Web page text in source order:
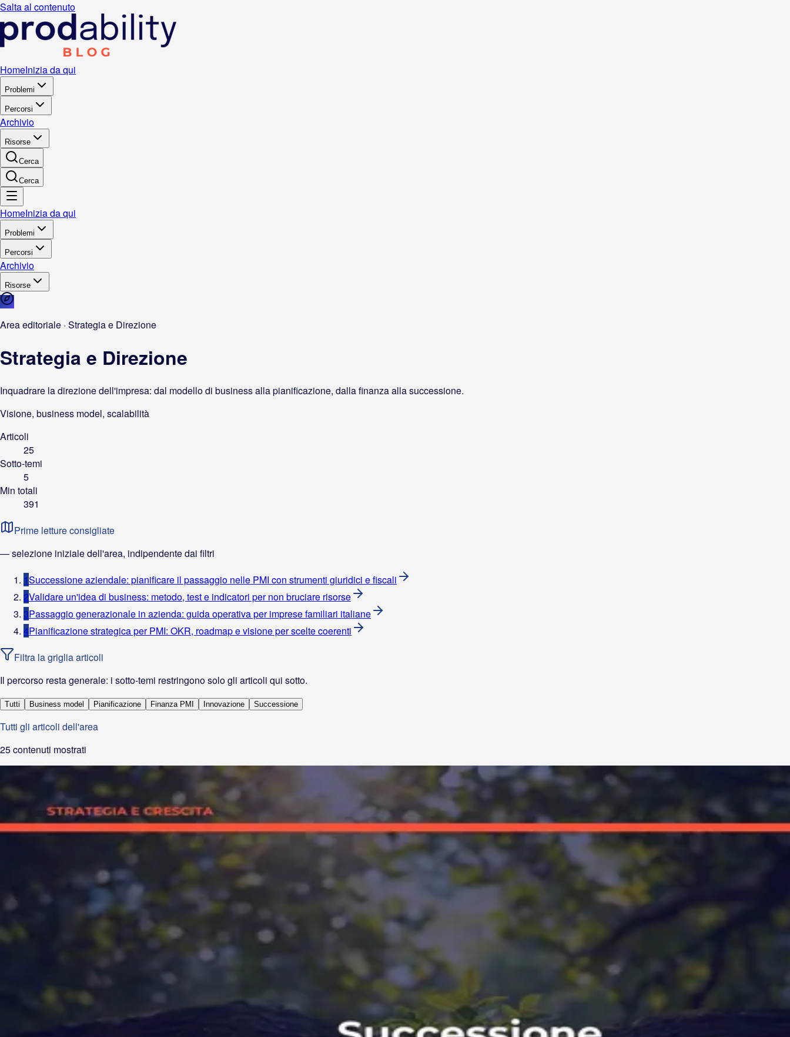
Salta al contenuto
HomeInizia da qui
Problemi
Percorsi
Archivio
Risorse
Cerca
Cerca
HomeInizia da qui
Problemi
Percorsi
Archivio
Risorse
Area editoriale · Strategia e Direzione
Strategia e Direzione
Inquadrare la direzione dell'impresa: dal modello di business alla pianificazione, dalla finanza alla successione.
Visione, business model, scalabilità
Articoli
25
Sotto-temi
5
Min totali
391
Prime letture consigliate
— selezione iniziale dell'area, indipendente dai filtri
1Successione aziendale: pianificare il passaggio nelle PMI con strumenti giuridici e fiscali
2Validare un'idea di business: metodo, test e indicatori per non bruciare risorse
3Passaggio generazionale in azienda: guida operativa per imprese familiari italiane
4Pianificazione strategica per PMI: OKR, roadmap e visione per scelte coerenti
Filtra la griglia articoli
Il percorso resta generale: i sotto-temi restringono solo gli articoli qui sotto.
Tutti Business model Pianificazione Finanza PMI Innovazione Successione
Tutti gli articoli dell'area
25contenuti mostrati